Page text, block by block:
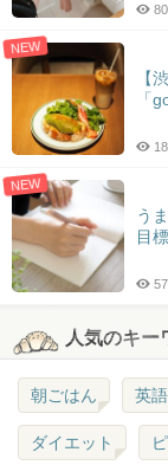
NEW
【
「
NEW
う
目
人気のキー
朝ごはん 英語
ダイエット